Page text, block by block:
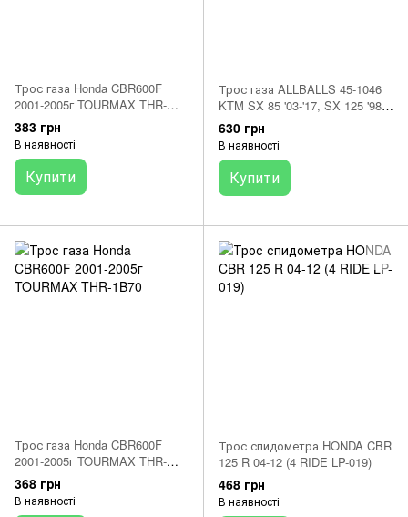
Трос газа Honda CBR600F
2001-2005г TOURMAX THR-
1B69
383 грн
В наявності
Купити
Трос газа ALLBALLS 45-1046
KTM SX 85 '03-'17, SX 125 '98-
'08, '11-'17, SX/EXC 250/300 '97-
'16 (OEM:515.02.091.00)
630 грн
В наявності
Купити
Трос газа Honda CBR600F
2001-2005г TOURMAX THR-
1B70
368 грн
В наявності
Трос спидометра HONDA CBR
125 R 04-12 (4 RIDE LP-019)
468 грн
В наявності